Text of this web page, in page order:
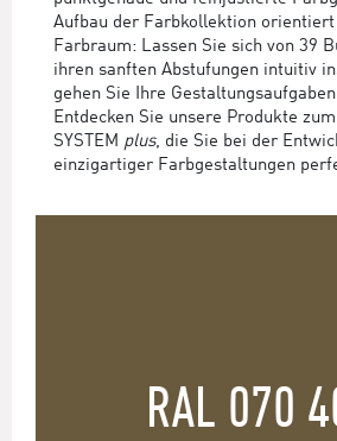
Aufbau der Farbkollektion
Farbraum: Lassen Sie sich von 39
ihren sanften Abstufungen intuitiv
gehen Sie Ihre
Entdecken Sie unsere Produkte zum
SYSTEM plus, die Sie bei der
einzigartiger Farbgestaltungen
RAL 070